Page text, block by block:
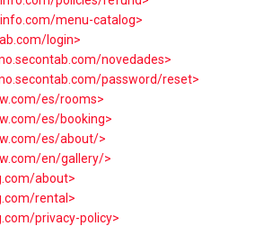
menu-catalog>
login>
novedades>
password/reset>
es/rooms>
es/booking>
es/about/>
en/gallery/>
about>
rental>
privacy-policy>